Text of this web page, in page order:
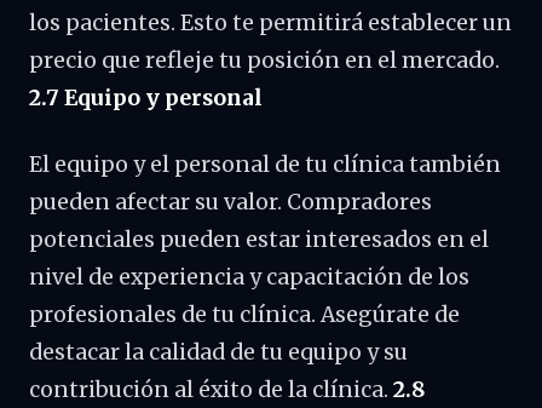
los pacientes. Esto te permitirá establecer un
precio que refleje tu posición en el mercado.
2.7 Equipo y personal
El equipo y el personal de tu clínica también
pueden afectar su valor. Compradores
potenciales pueden estar interesados en el
nivel de experiencia y capacitación de los
profesionales de tu clínica. Asegúrate de
destacar la calidad de tu equipo y su
contribución al éxito de la clínica. 2.8